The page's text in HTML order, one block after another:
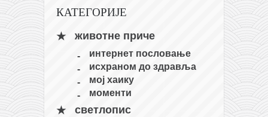
моја прича
контакт
КАТЕГОРИЈЕ
животне приче
интернет пословање
исхраном до здравља
мој хаику
моменти
светлопис